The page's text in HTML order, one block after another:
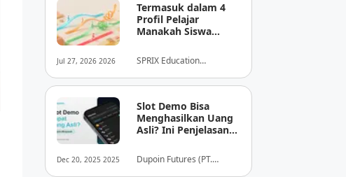
Jul 27, 2026 2026
Termasuk dalam 4
Profil Pelajar
Manakah Siswa
Perilaku
Tersembunyi Saat
Ujian Melalui Data
Digital
SPRIX Education
Dec 20, 2025 2025
Slot Demo Bisa
Menghasilkan Uang
Asli? Ini Penjelasan
Dupoin Futures (PT.